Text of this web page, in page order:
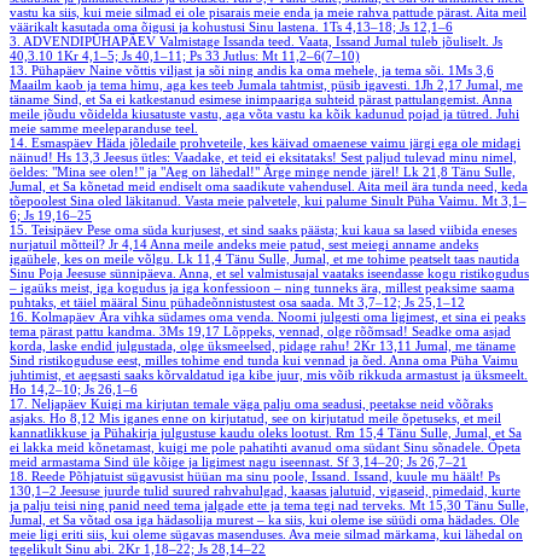
vastu ka siis, kui meie silmad ei ole pisarais meie enda ja meie rahva pattude pärast. Aita meil
väärikalt kasutada oma õigusi ja kohustusi Sinu lastena. 1Ts 4,13–18; Js 12,1–6
3. ADVENDIPÜHAPÄEV Valmistage Issanda teed. Vaata, Issand Jumal tuleb jõuliselt. Js
40,3.10 1Kr 4,1–5; Js 40,1–11; Ps 33 Jutlus: Mt 11,2–6(7–10)
13. Pühapäev Naine võttis viljast ja sõi ning andis ka oma mehele, ja tema sõi. 1Ms 3,6
Maailm kaob ja tema himu, aga kes teeb Jumala tahtmist, püsib igavesti. 1Jh 2,17 Jumal, me
täname Sind, et Sa ei katkestanud esimese inimpaariga suhteid pärast pattulangemist. Anna
meile jõudu võidelda kiusatuste vastu, aga võta vastu ka kõik kadunud pojad ja tütred. Juhi
meie samme meeleparanduse teel.
14. Esmaspäev Häda jõledaile prohveteile, kes käivad omaenese vaimu järgi ega ole midagi
näinud! Hs 13,3 Jeesus ütles: Vaadake, et teid ei eksitataks! Sest paljud tulevad minu nimel,
öeldes: "Mina see olen!" ja "Aeg on lähedal!" Ärge minge nende järel! Lk 21,8 Tänu Sulle,
Jumal, et Sa kõnetad meid endiselt oma saadikute vahendusel. Aita meil ära tunda need, keda
tõepoolest Sina oled läkitanud. Vasta meie palvetele, kui palume Sinult Püha Vaimu. Mt 3,1–
6; Js 19,16–25
15. Teisipäev Pese oma süda kurjusest, et sind saaks päästa; kui kaua sa lased viibida eneses
nurjatuil mõtteil? Jr 4,14 Anna meile andeks meie patud, sest meiegi anname andeks
igaühele, kes on meile võlgu. Lk 11,4 Tänu Sulle, Jumal, et me tohime peatselt taas nautida
Sinu Poja Jeesuse sünnipäeva. Anna, et sel valmistusajal vaataks iseendasse kogu ristikogudus
– igaüks meist, iga kogudus ja iga konfessioon – ning tunneks ära, millest peaksime saama
puhtaks, et täiel määral Sinu pühadeõnnistustest osa saada. Mt 3,7–12; Js 25,1–12
16. Kolmapäev Ära vihka südames oma venda. Noomi julgesti oma ligimest, et sina ei peaks
tema pärast pattu kandma. 3Ms 19,17 Lõppeks, vennad, olge rõõmsad! Seadke oma asjad
korda, laske endid julgustada, olge üksmeelsed, pidage rahu! 2Kr 13,11 Jumal, me täname
Sind ristikoguduse eest, milles tohime end tunda kui vennad ja õed. Anna oma Püha Vaimu
juhtimist, et aegsasti saaks kõrvaldatud iga kibe juur, mis võib rikkuda armastust ja üksmeelt.
Ho 14,2–10; Js 26,1–6
17. Neljapäev Kuigi ma kirjutan temale väga palju oma seadusi, peetakse neid võõraks
asjaks. Ho 8,12 Mis iganes enne on kirjutatud, see on kirjutatud meile õpetuseks, et meil
kannatlikkuse ja Pühakirja julgustuse kaudu oleks lootust. Rm 15,4 Tänu Sulle, Jumal, et Sa
ei lakka meid kõnetamast, kuigi me pole pahatihti avanud oma südant Sinu sõnadele. Õpeta
meid armastama Sind üle kõige ja ligimest nagu iseennast. Sf 3,14–20; Js 26,7–21
18. Reede Põhjatuist sügavusist hüüan ma sinu poole, Issand. Issand, kuule mu häält! Ps
130,1–2 Jeesuse juurde tulid suured rahvahulgad, kaasas jalutuid, vigaseid, pimedaid, kurte
ja palju teisi ning panid need tema jalgade ette ja tema tegi nad terveks. Mt 15,30 Tänu Sulle,
Jumal, et Sa võtad osa iga hädasolija murest – ka siis, kui oleme ise süüdi oma hädades. Ole
meie ligi eriti siis, kui oleme sügavas masenduses. Ava meie silmad märkama, kui lähedal on
tegelikult Sinu abi. 2Kr 1,18–22; Js 28,14–22